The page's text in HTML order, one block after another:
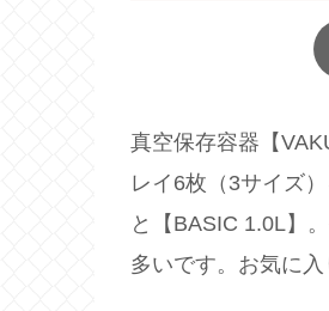
真空保存容器【
レイ6枚（3サイズ
と【BASIC 1.0L】
多いです。お気に